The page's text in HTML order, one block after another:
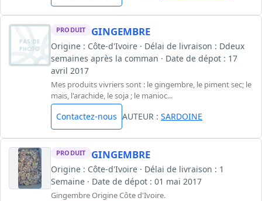
PRODUIT GINGEMBRE
Origine : Côte-d'Ivoire · Délai de livraison : Ddeux
semaines après la comman · Date de dépot : 17
avril 2017
Mes produits vivriers sont : le gingembre, le piment sec; le
mais, l'arachide, le soja ; le manioc...
Contactez-nous AUTEUR : SARDOINE
PRODUIT GINGEMBRE
Origine : Côte-d'Ivoire · Délai de livraison : 1
Semaine · Date de dépot : 01 mai 2017
Gingembre Origine Côte d'Ivoire.